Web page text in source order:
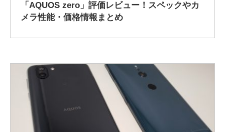
「AQUOS zero」評価レビュー！スペックやカ
メラ性能・価格情報まとめ